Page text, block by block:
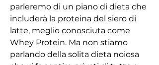
parleremo di un piano di dieta che
includerà la proteina del siero di
latte, meglio conosciuta come
Whey Protein. Ma non stiamo
parlando della solita dieta noiosa